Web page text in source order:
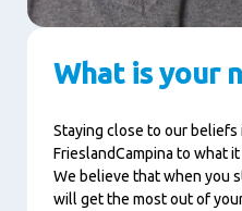
What is your
Staying close to our beliefs
FrieslandCampina to what
We believe that when you
will get the most out of